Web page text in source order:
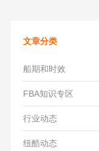
文章分类
船期和时效
FBA知识专区
行业动态
纽酷动态